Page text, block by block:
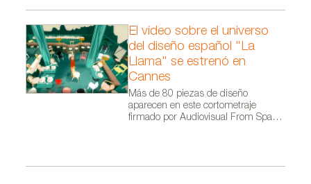
El vídeo sobre el universo
del diseño español "La
Llama" se estrenó en
Cannes
Más de 80 piezas de diseño
aparecen en este cortometraje
firmado por Audiovisual From Spain